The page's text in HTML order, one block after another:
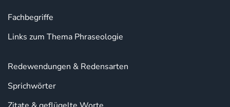
Fachbegriffe
Links zum Thema Phraseologie
Redewendungen & Redensarten
Sprichwörter